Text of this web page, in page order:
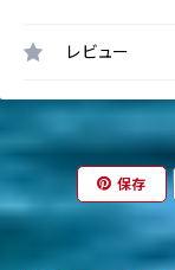
レビュー
保存